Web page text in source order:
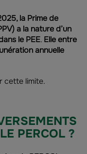
la Prime de
a la nature d’un
le PEE. Elle entre
annuelle
cette limite.
PERCOL ?